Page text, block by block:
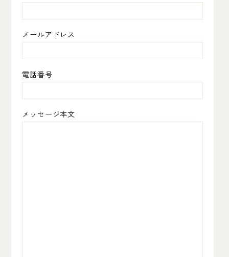
メールアドレス
電話番号
メッセージ本文